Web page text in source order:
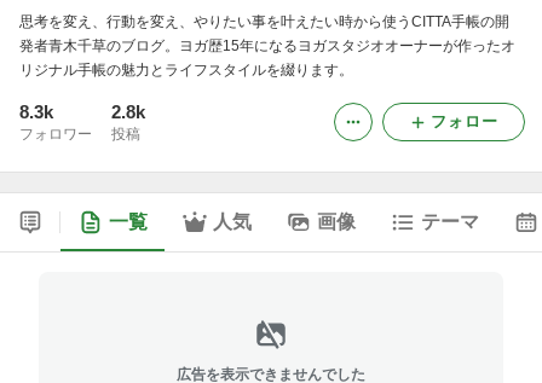
思考を変え、行動を変え、やりたい事を叶えたい時から使うCITTA手帳の開
発者青木千草のブログ。ヨガ歴15年になるヨガスタジオオーナーが作ったオ
リジナル手帳の魅力とライフスタイルを綴ります。
8.3k
フォロワー
2.8k
投稿
フォロー
一覧 人気 画像 テーマ
広告を表示できませんでした